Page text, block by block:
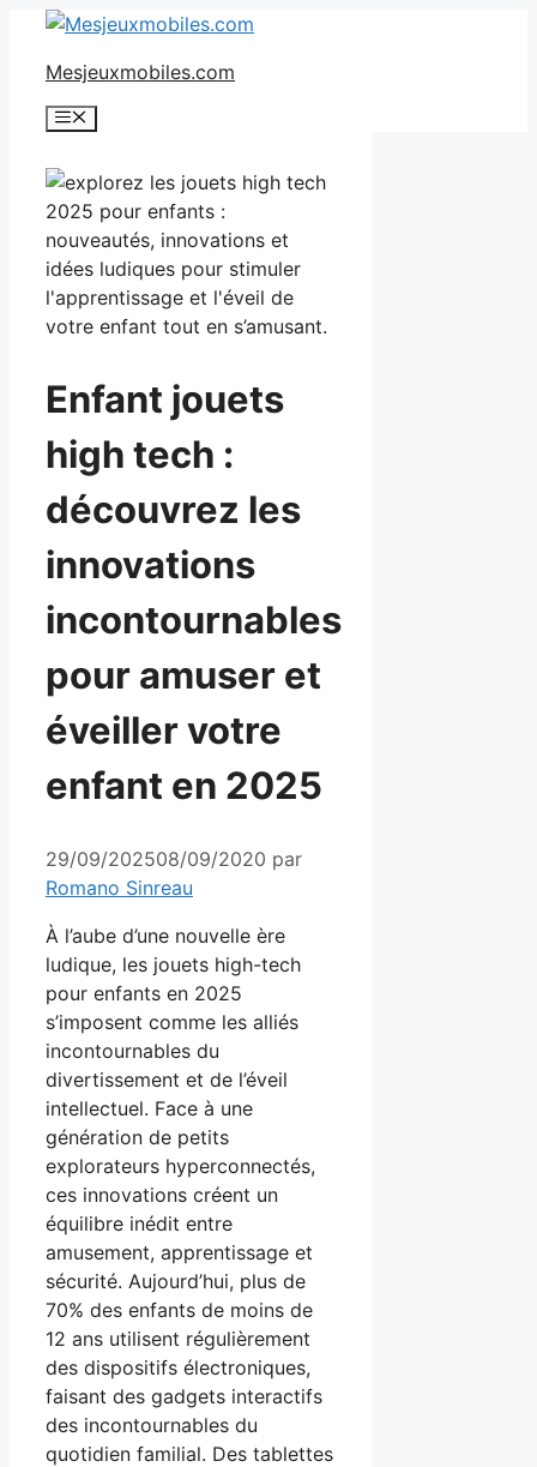
Aller
contenu
Mesjeuxmobiles.com
Menu
Enfant jouets
high tech :
découvrez les
innovations
incontournables
pour amuser et
éveiller votre
enfant en 2025
29/09/202508/09/2020 par
Romano Sinreau
À l’aube d’une nouvelle ère
ludique, les jouets high-tech
pour enfants en 2025
s’imposent comme les alliés
incontournables du
divertissement et de l’éveil
intellectuel. Face à une
génération de petits
explorateurs hyperconnectés,
ces innovations créent un
équilibre inédit entre
amusement, apprentissage et
sécurité. Aujourd’hui, plus de
70% des enfants de moins de
12 ans utilisent régulièrement
des dispositifs électroniques,
faisant des gadgets interactifs
des incontournables du
quotidien familial. Des tablettes